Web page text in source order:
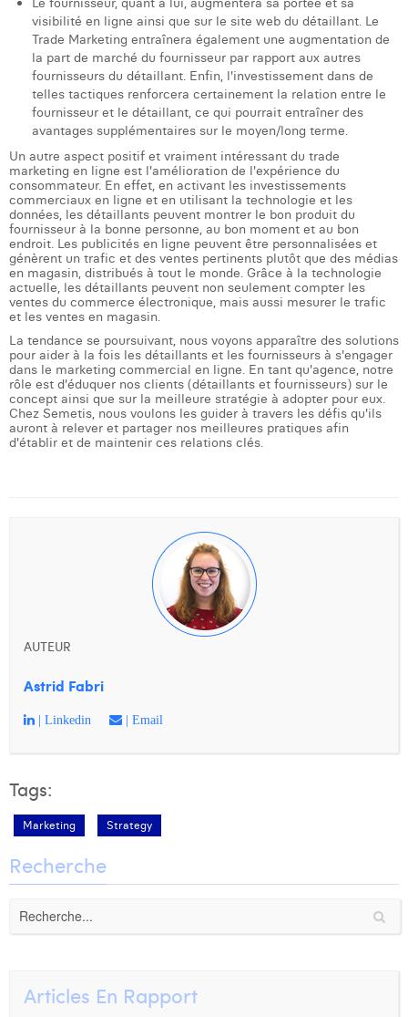
William Rezette
Yaël Vanhoe
visibilité en ligne ainsi que sur le site web du détaillant. Le
Trade Marketing entraînera également une augmentation de
la part de marché du fournisseur par rapport aux autres
fournisseurs du détaillant. Enfin, l'investissement dans de
telles tactiques renforcera certainement la relation entre le
fournisseur et le détaillant, ce qui pourrait entraîner des
avantages supplémentaires sur le moyen/long terme.
Un autre aspect positif et vraiment intéressant du trade
marketing en ligne est l'amélioration de l'expérience du
consommateur. En effet, en activant les investissements
commerciaux en ligne et en utilisant la technologie et les
données, les détaillants peuvent montrer le bon produit du
fournisseur à la bonne personne, au bon moment et au bon
endroit. Les publicités en ligne peuvent être personnalisées et
génèrent un trafic et des ventes pertinents plutôt que des médias
en magasin, distribués à tout le monde. Grâce à la technologie
actuelle, les détaillants peuvent non seulement compter les
ventes du commerce électronique, mais aussi mesurer le trafic
et les ventes en magasin.
La tendance se poursuivant, nous voyons apparaître des solutions
pour aider à la fois les détaillants et les fournisseurs à s'engager
dans le marketing commercial en ligne. En tant qu'agence, notre
rôle est d'éduquer nos clients (détaillants et fournisseurs) sur le
concept ainsi que sur la meilleure stratégie à adopter pour eux.
Chez Semetis, nous voulons les guider à travers les défis qu'ils
auront à relever et partager nos meilleures pratiques afin
d'établir et de maintenir ces relations clés.
AUTEUR
Astrid Fabri
| Linkedin | Email
Tags:
Marketing Strategy
Recherche
Articles En Rapport